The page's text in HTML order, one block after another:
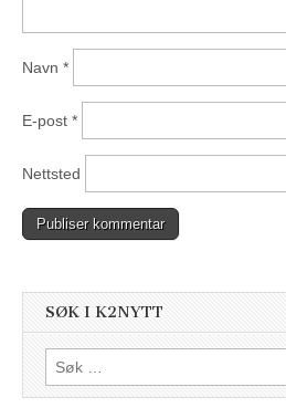
Navn *
E-post *
Nettsted
SØK I K2NYTT
Søk
etter: